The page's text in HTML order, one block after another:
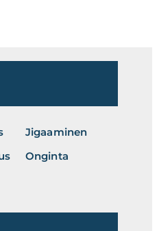
Jigaaminen
Onginta